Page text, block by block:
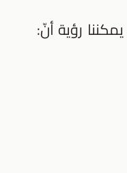
رؤية أنّ: